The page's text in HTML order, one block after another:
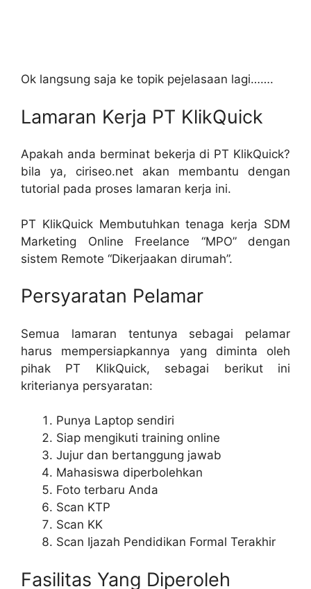
Ok langsung saja ke topik pejelasaan lagi…….
Lamaran Kerja PT KlikQuick
Apakah anda berminat bekerja di PT KlikQuick?
bila ya, ciriseo.net akan membantu dengan
tutorial pada proses lamaran kerja ini.
PT KlikQuick Membutuhkan tenaga kerja SDM
Marketing Online Freelance “MPO” dengan
sistem Remote “Dikerjaakan dirumah”.
Persyaratan Pelamar
Semua lamaran tentunya sebagai pelamar
harus mempersiapkannya yang diminta oleh
pihak PT KlikQuick, sebagai berikut ini
kriterianya persyaratan:
Punya Laptop sendiri
Siap mengikuti training online
Jujur dan bertanggung jawab
Mahasiswa diperbolehkan
Foto terbaru Anda
Scan KTP
Scan KK
Scan Ijazah Pendidikan Formal Terakhir
Fasilitas Yang Diperoleh